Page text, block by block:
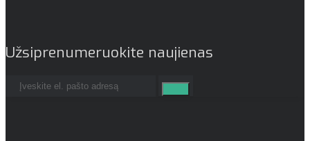
Užsiprenumeruokite naujienas